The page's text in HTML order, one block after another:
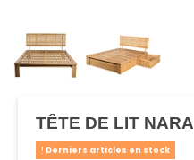
TÊTE DE LIT NARA
Derniers articles en stock